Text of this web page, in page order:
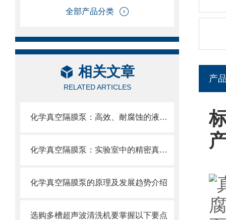
全部产品分类
相关文章
RELATED ARTICLES
化学真空隔膜泵：高效、耐腐蚀的液体抽取解决方案
化学真空隔膜泵：实验室中的精密真空解决方案
化学真空隔膜泵的原理及发展趋势介绍
选购多槽超声波清洗机要掌握以下要点
产